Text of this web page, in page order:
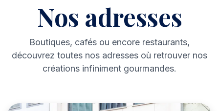
Nos adresses
Boutiques, cafés ou encore restaurants,
découvrez toutes nos adresses où retrouver nos
créations infiniment gourmandes.